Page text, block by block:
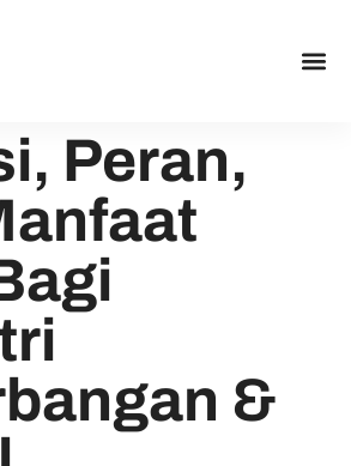
Peran,
&